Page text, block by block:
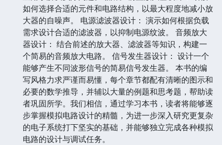
如何选择合适的元件和电路结构，以最大程度地减小放
大器的自噪声。 电源滤波器设计： 演示如何根据负载
需求设计合适的滤波器，以抑制电源纹波。 音频放大
器设计： 结合前述的放大器、滤波器等知识，构建一
个简易的音频放大电路。 信号发生器设计： 设计一个
能够产生不同波形信号的简易信号发生器。 本书的编
写风格力求严谨而易懂，每个章节都配有清晰的图示和
必要的数学推导，并辅以大量的例题和思考题，帮助读
者巩固所学。我们相信，通过学习本书，读者将能够逐
步掌握模拟电路设计的精髓，为进一步深入研究更复杂
的电子系统打下坚实的基础，并能够独立完成各种模拟
电路的设计与调试任务。